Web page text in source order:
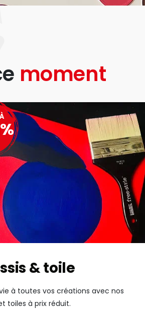
moment
& toile
à toutes vos créations avec nos
toiles à prix réduit.
%